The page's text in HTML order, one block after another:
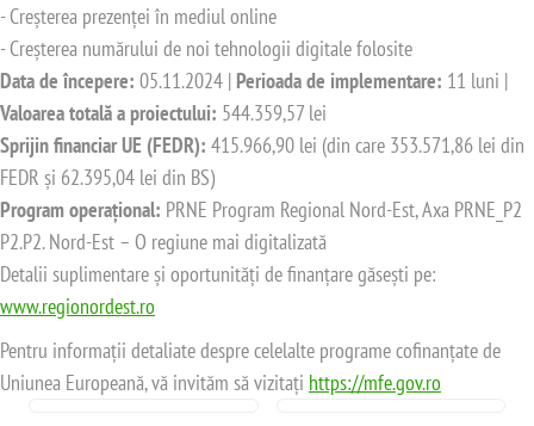
- Creșterea prezenței în mediul online
- Creșterea numărului de noi tehnologii digitale folosite
Data de începere: 05.11.2024 | Perioada de implementare: 11 luni |
Valoarea totală a proiectului: 544.359,57 lei
Sprijin financiar UE (FEDR): 415.966,90 lei (din care 353.571,86 lei din
FEDR și 62.395,04 lei din BS)
Program operațional: PRNE Program Regional Nord-Est, Axa PRNE_P2
P2.P2. Nord-Est – O regiune mai digitalizată
Detalii suplimentare și oportunități de finanțare găsești pe:
www.regionordest.ro
Pentru informații detaliate despre celelalte programe cofinanțate de
Uniunea Europeană, vă invităm să vizitați https://mfe.gov.ro